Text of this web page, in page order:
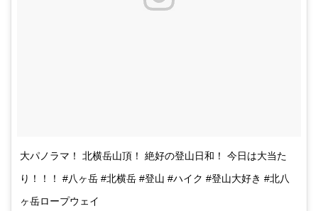
大パノラマ！ 北横岳山頂！ 絶好の登山日和！ 今日は大当た
り！！！ #八ヶ岳 #北横岳 #登山 #ハイク #登山大好き #北八
ヶ岳ロープウェイ